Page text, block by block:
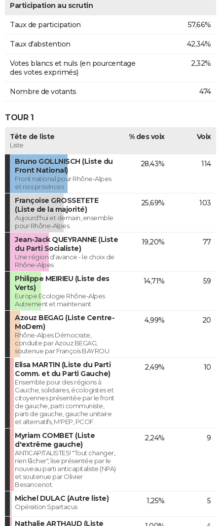
Participation au scrutin
Taux de participation 57,66%
Taux d'abstention 42,34%
Votes blancs et nuls (en pourcentage
des votes exprimés)
2,32%
Nombre de votants 474
TOUR 1
Tête de liste
Liste
% des voix Voix
Bruno GOLLNISCH (Liste du
Front National)
Front national pour Rhône-Alpes
et nos provinces
28,43% 114
Françoise GROSSETETE
(Liste de la majorité)
Aujourd'hui et demain, ensemble
pour Rhône-Alpes.
25,69% 103
Jean-Jack QUEYRANNE (Liste
du Parti Socialiste)
Une région d'avance - le choix de
Rhône-Alpes
19,20% 77
Philippe MEIRIEU (Liste des
Verts)
Europe Ecologie Rhône-Alpes
Autrement et maintenant
14,71% 59
Azouz BEGAG (Liste Centre-
MoDem)
Rhône-Alpes Démocrate,
conduite par Azouz BEGAG,
soutenue par François BAYROU
4,99% 20
Elisa MARTIN (Liste du Parti
Comm. et du Parti Gauche)
Ensemble pour des régions à
Gauche, solidaires, écologistes et
citoyennes présentée par le front
de gauche, parti communiste,
parti de gauche, gauche unitaire
et alternatifs, M'PEP, PCOF.
2,49% 10
Myriam COMBET (Liste
d'extrême gauche)
ANTICAPITALISTES! "Tout changer,
rien lâcher", lise présentée par le
nouveau parti anticapitaliste (NPA)
et soutenue par Olivier
Besancenot.
2,24% 9
Michel DULAC (Autre liste)
Opération Spartacus
1,25% 5
Nathalie ARTHAUD (Liste